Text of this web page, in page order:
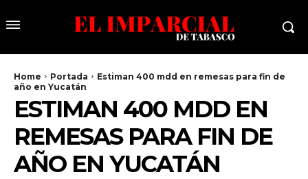
Home Portada
Estiman 400 mdd en remesas para fin de
año en Yucatán
ESTIMAN 400 MDD EN
REMESAS PARA FIN DE
AÑO EN YUCATÁN